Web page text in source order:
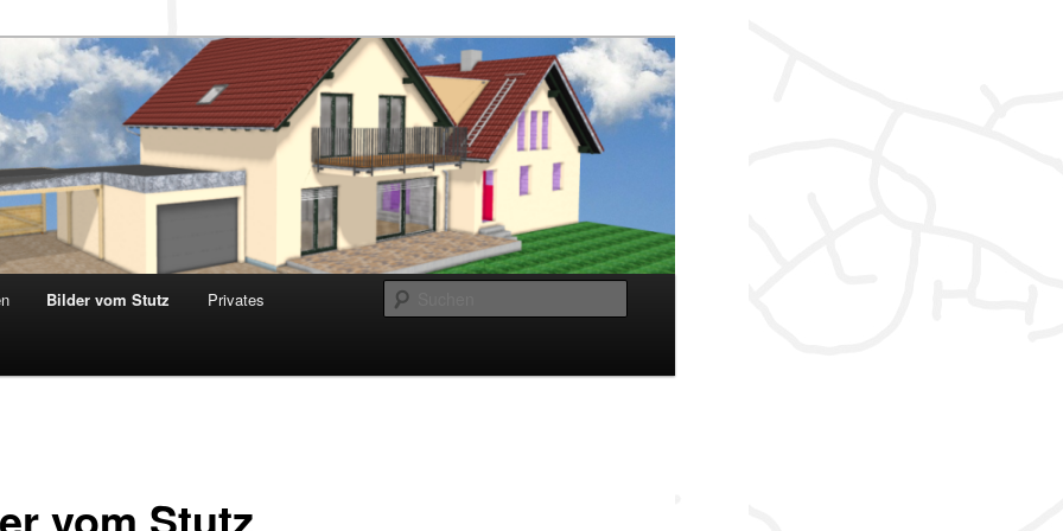
Stutz
Bilder vom Stutz Privates